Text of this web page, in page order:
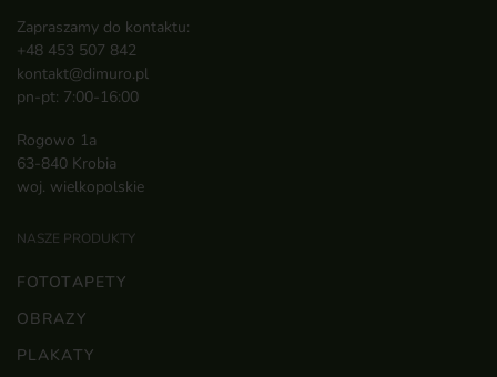
Zapraszamy do kontaktu:
+48 453 507 842
kontakt@dimuro.pl
pn-pt: 7:00-16:00
Rogowo 1a
63-840 Krobia
woj. wielkopolskie
NASZE PRODUKTY
FOTOTAPETY
OBRAZY
PLAKATY